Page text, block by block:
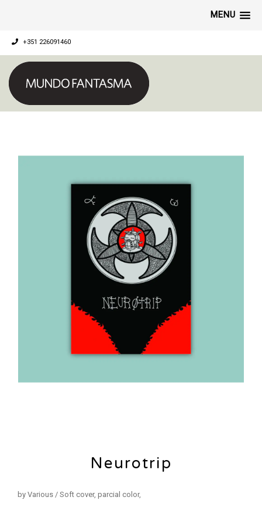
MENU
+351 226091460
Neurotrip
by Various / Soft cover, parcial color,